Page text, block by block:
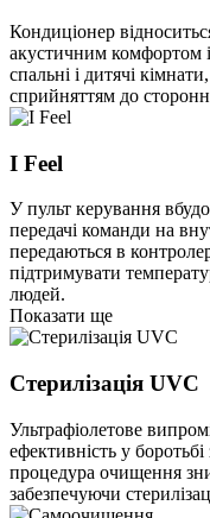
Кондиціонер
акустичним комфортом
спальні і дитячі
сприйняттям до
I Feel
У пульт керування
передачі команди на
передаються в
підтримувати
людей.
Показати ще
Стерилізація UVC
Ультрафіолетове
ефективність у
процедура очищення
забезпечуючи